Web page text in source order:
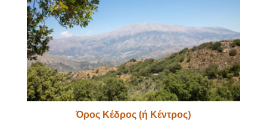
Όρος Κέδρος (ή Κέντρος)